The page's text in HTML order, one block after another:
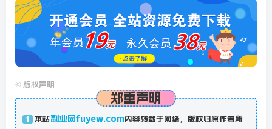
© 版权声明
郑重声明
1 本站副业网fuyew.com内容转载于网络，版权归原作者所